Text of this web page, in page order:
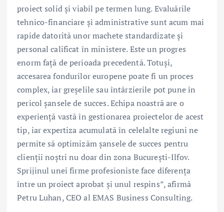
proiect solid și viabil pe termen lung. Evaluările
tehnico-financiare și administrative sunt acum mai
rapide datorită unor machete standardizate și
personal calificat în ministere. Este un progres
enorm față de perioada precedentă. Totuși,
accesarea fondurilor europene poate fi un proces
complex, iar greșelile sau întârzierile pot pune în
pericol șansele de succes. Echipa noastră are o
experiență vastă în gestionarea proiectelor de acest
tip, iar expertiza acumulată în celelalte regiuni ne
permite să optimizăm șansele de succes pentru
clienții noștri nu doar din zona București-Ilfov.
Sprijinul unei firme profesioniste face diferența
între un proiect aprobat și unul respins”, afirmă
Petru Luhan, CEO al EMAS Business Consulting.